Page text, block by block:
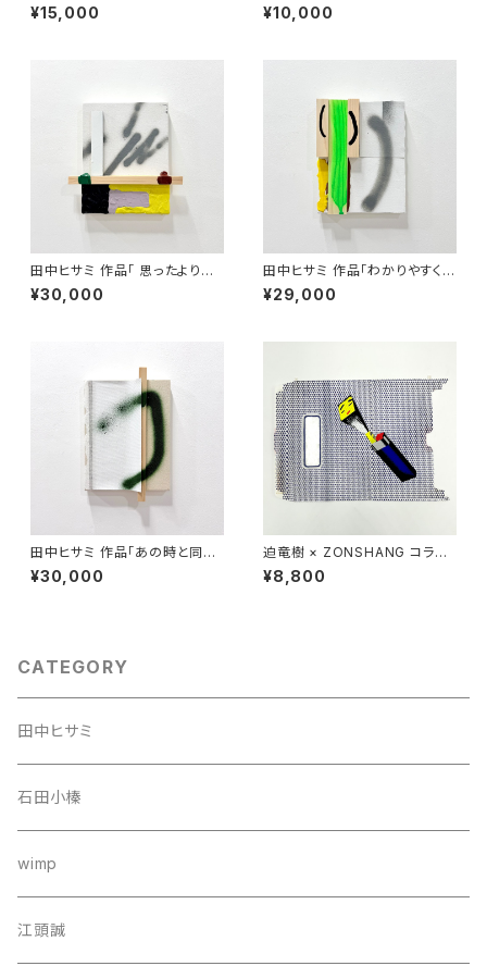
2」
¥15,000 ¥10,000
田中ヒサミ 作品「 思ったよりも
簡単ではないかも」
¥30,000
田中ヒサミ 作品「わかりやすく言
うときっとそういう事 」
¥29,000
田中ヒサミ 作品「あの時と同じ
ように振る舞えていたら 」
¥30,000
迫竜樹 × ZONSHANG コラボ
スクリーンプリント作品
¥8,800
CATEGORY
田中ヒサミ
石田小榛
wimp
江頭誠